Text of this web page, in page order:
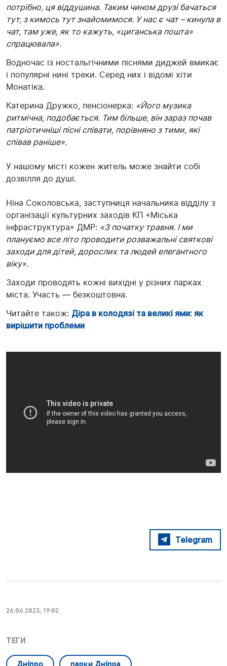
потрібно, ця віддушина. Таким чином друзі бачаться
тут, з кимось тут знайомимося. У нас є чат – кинула в
чат, там уже, як то кажуть, «циганська пошта»
спрацювала».
Водночас із ностальгічними піснями диджей вмикає
і популярні нині треки. Серед них і відомі хіти
Монатіка.
Катерина Дружко, пенсіонерка: «Його музика
ритмічна, подобається. Тим більше, він зараз почав
патріотичніші пісні співати, порівняно з тими, які
співав раніше».
У нашому місті кожен житель може знайти собі
дозвілля до душі.
Ніна Соколовська, заступниця начальника відділу з
організації культурних заходів КП «Міська
інфраструктура» ДМР: «З початку травня. І ми
плануємо все літо проводити розважальні святкові
заходи для дітей, дорослих та людей елегантного
віку».
Заходи проводять кожні вихідні у різних парках
міста. Участь — безкоштовна.
Читайте також: Діра в колодязі та великі ями: як
вирішити проблеми
Telegram
26.06.2023, 19:02
ТЕГИ
Дніпро парки Дніпра